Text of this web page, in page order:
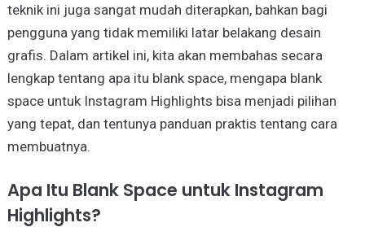
teknik ini juga sangat mudah diterapkan, bahkan bagi
pengguna yang tidak memiliki latar belakang desain
grafis. Dalam artikel ini, kita akan membahas secara
lengkap tentang apa itu blank space, mengapa blank
space untuk Instagram Highlights bisa menjadi pilihan
yang tepat, dan tentunya panduan praktis tentang cara
membuatnya.
Apa Itu Blank Space untuk Instagram
Highlights?